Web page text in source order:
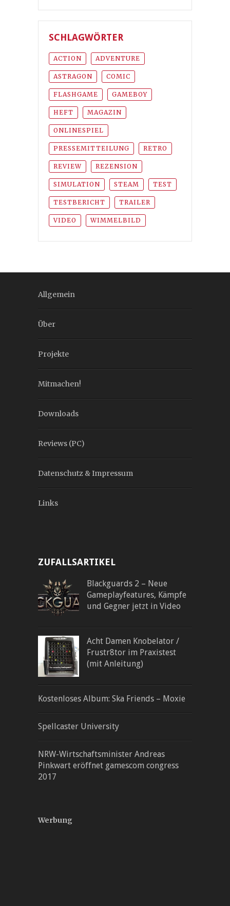
SCHLAGWÖRTER
ACTION ADVENTURE
ASTRAGON COMIC
FLASHGAME GAMEBOY
HEFT MAGAZIN
ONLINESPIEL
PRESSEMITTEILUNG RETRO
REVIEW REZENSION
SIMULATION STEAM TEST
TESTBERICHT TRAILER
VIDEO WIMMELBILD
Allgemein
Über
Projekte
Mitmachen!
Downloads
Reviews (PC)
Datenschutz & Impressum
Links
ZUFALLSARTIKEL
Blackguards 2 – Neue
Gameplayfeatures, Kämpfe
und Gegner jetzt in Video
Acht Damen Knobelator /
Frustr8tor im Praxistest
(mit Anleitung)
Kostenloses Album: Ska Friends – Moxie
Spellcaster University
NRW-Wirtschaftsminister Andreas
Pinkwart eröffnet gamescom congress
2017
Werbung